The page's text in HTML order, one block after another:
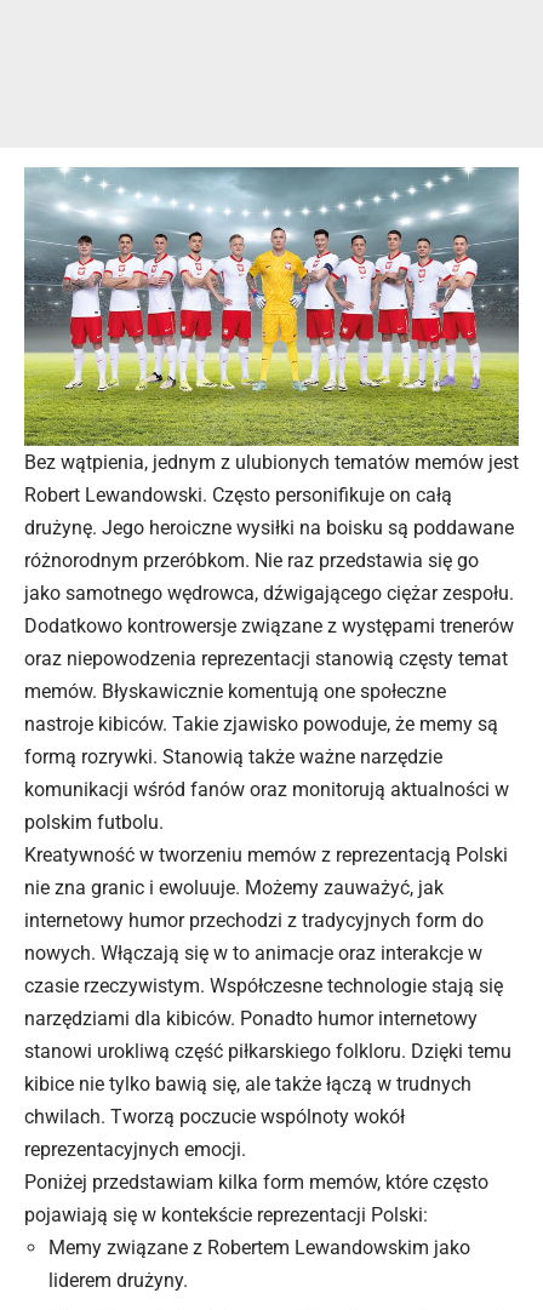
Bez wątpienia, jednym z ulubionych tematów memów jest
Robert Lewandowski. Często personifikuje on całą
drużynę. Jego heroiczne wysiłki na boisku są poddawane
różnorodnym przeróbkom. Nie raz przedstawia się go
jako samotnego wędrowca, dźwigającego ciężar zespołu.
Dodatkowo kontrowersje związane z występami trenerów
oraz niepowodzenia reprezentacji stanowią częsty temat
memów. Błyskawicznie komentują one społeczne
nastroje kibiców. Takie zjawisko powoduje, że memy są
formą rozrywki. Stanowią także ważne narzędzie
komunikacji wśród fanów oraz monitorują aktualności w
polskim futbolu.
Kreatywność w tworzeniu memów z reprezentacją Polski
nie zna granic i ewoluuje. Możemy zauważyć, jak
internetowy humor przechodzi z tradycyjnych form do
nowych. Włączają się w to animacje oraz interakcje w
czasie rzeczywistym. Współczesne technologie stają się
narzędziami dla kibiców. Ponadto humor internetowy
stanowi urokliwą część piłkarskiego folkloru. Dzięki temu
kibice nie tylko bawią się, ale także łączą w trudnych
chwilach. Tworzą poczucie wspólnoty wokół
reprezentacyjnych emocji.
Poniżej przedstawiam kilka form memów, które często
pojawiają się w kontekście reprezentacji Polski:
Memy związane z Robertem Lewandowskim jako
liderem drużyny.